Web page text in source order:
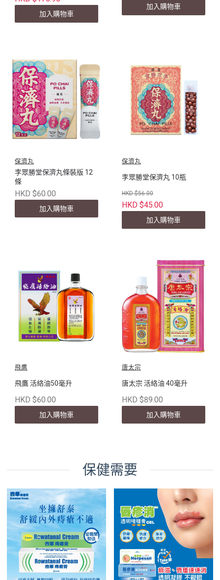
加入購物車
加入購物車
保濟丸
李眾勝堂保濟丸條裝版 12
條
HKD $60.00
加入購物車
保濟丸
李眾勝堂保濟丸 10瓶
HKD $56.00
HKD $45.00
加入購物車
飛鷹
飛鷹 活絡油50毫升
HKD $60.00
加入購物車
唐太宗
唐太宗 活絡油 40毫升
HKD $89.00
加入購物車
保健需要